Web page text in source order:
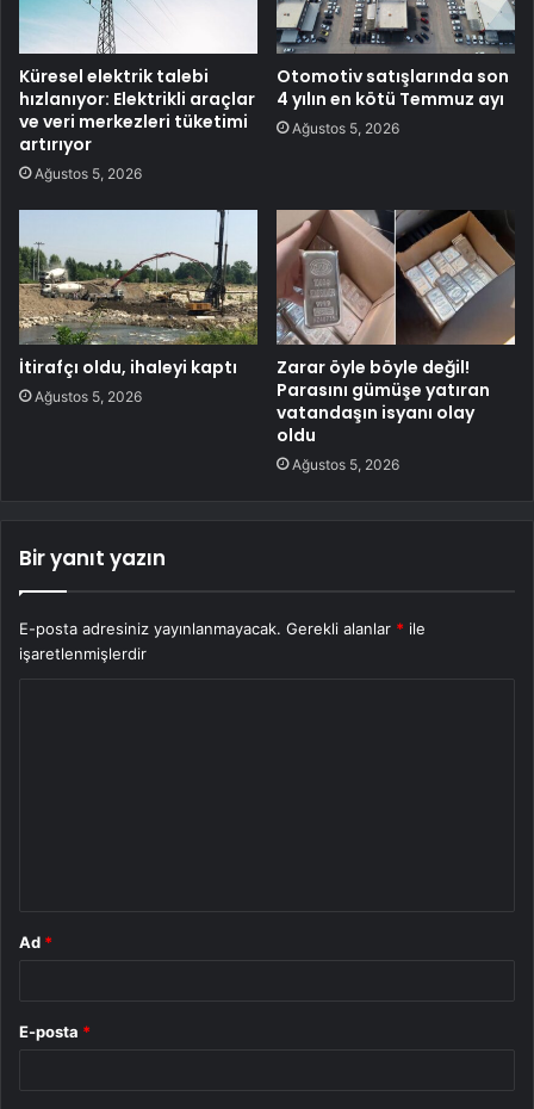
Küresel elektrik talebi
hızlanıyor: Elektrikli araçlar
ve veri merkezleri tüketimi
artırıyor
Ağustos 5, 2026
Otomotiv satışlarında son
4 yılın en kötü Temmuz ayı
Ağustos 5, 2026
İtirafçı oldu, ihaleyi kaptı
Ağustos 5, 2026
Zarar öyle böyle değil!
Parasını gümüşe yatıran
vatandaşın isyanı olay
oldu
Ağustos 5, 2026
Bir yanıt yazın
E-posta adresiniz yayınlanmayacak. Gerekli alanlar * ile
işaretlenmişlerdir
Ad *
E-posta *